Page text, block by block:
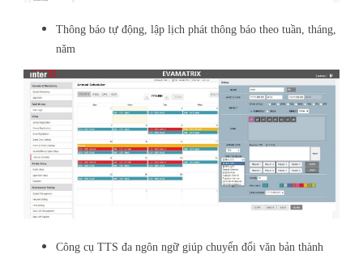
Thông báo tự động, lập lịch phát thông báo theo tuần, tháng,
năm
Công cụ TTS đa ngôn ngữ giúp chuyển đổi văn bản thành